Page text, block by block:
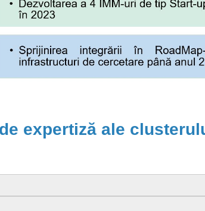
expertiză ale